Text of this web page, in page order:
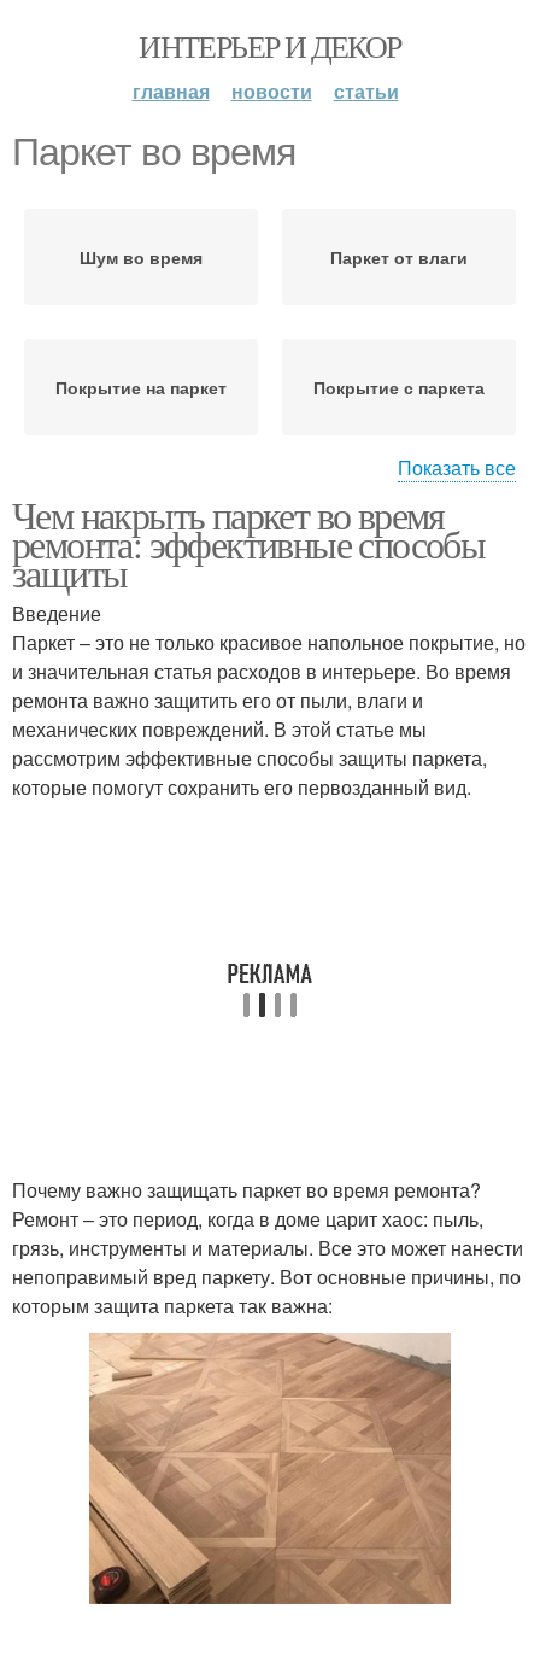
ИНТЕРЬЕР И ДЕКОР
главная новости статьи
Паркет во время
Шум во время Паркет от влаги
Покрытие на паркет Покрытие с паркета
Влаги во время Покрытие на паркете
Покрытие для паркета Паркет вместо замены
Паркет от пыли Покрытия для паркета
Показать все
Чем накрыть паркет во время
ремонта: эффективные способы
защиты
Введение
Паркет – это не только красивое напольное покрытие, но
и значительная статья расходов в интерьере. Во время
ремонта важно защитить его от пыли, влаги и
механических повреждений. В этой статье мы
рассмотрим эффективные способы защиты паркета,
которые помогут сохранить его первозданный вид.
Почему важно защищать паркет во время ремонта?
Ремонт – это период, когда в доме царит хаос: пыль,
грязь, инструменты и материалы. Все это может нанести
непоправимый вред паркету. Вот основные причины, по
которым защита паркета так важна: